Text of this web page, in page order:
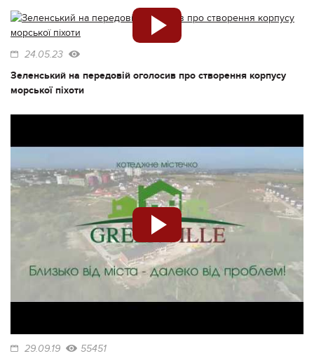
24.05.23
Зеленський на передовій оголосив про створення корпусу
морської піхоти
29.09.19 55451